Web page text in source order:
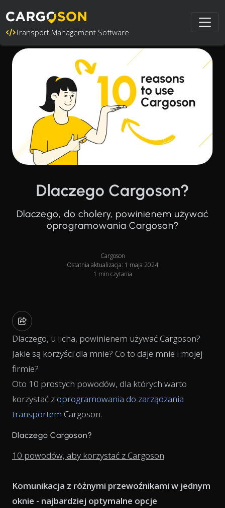
Transport Management Software
Dlaczego Cargoson?
Dlaczego, do cholery, powinienem używać
oprogramowania Cargoson?
Cargoson
Ostatnia aktualizacja: 1 maja 2024
1 min czytania
Dlaczego, u licha, powinienem używać Cargoson?
Jakie są korzyści dla mnie? Co to daje mnie i mojej
firmie?
Oto 10 prostych powodów, dla których warto
korzystać zoprogramowania do zarządzania
transportem Cargoson.
Dlaczego Cargoson?
10 powodów, aby korzystać z Cargoson
Komunikacja z różnymi przewoźnikami w jednym
oknie - najbardziej optymalne opcje